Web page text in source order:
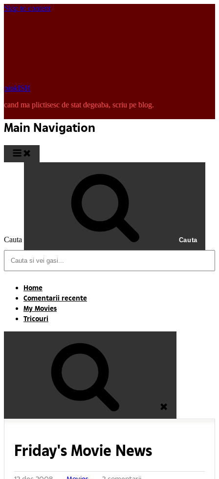
Skip to content
pinkISH
cand ma plictisesc de stat degeaba, scriu pe blog.
Main Navigation
Cauta Cauta
Home
Comentarii recente
My Movies
Tricouri
Friday's Movie News